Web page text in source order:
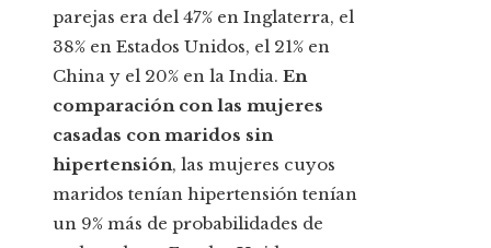
parejas era del 47% en Inglaterra, el
38% en Estados Unidos, el 21% en
China y el 20% en la India. En
comparación con las mujeres
casadas con maridos sin
hipertensión, las mujeres cuyos
maridos tenían hipertensión tenían
un 9% más de probabilidades de